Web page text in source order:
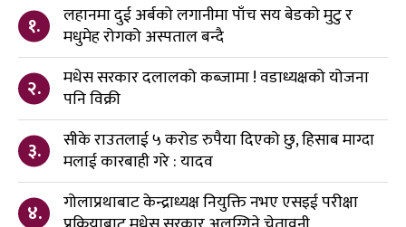
१.
लहानमा दुई अर्बको लगानीमा पाँच सय बेडको मुटु र
मधुमेह रोगको अस्पताल बन्दै
२.
मधेस सरकार दलालको कब्जामा ! वडाध्यक्षको योजना
पनि विक्री
३.
सीके राउतलाई ५ करोड रुपैया दिएको छु, हिसाब माग्दा
मलाई कारबाही गरे : यादव
४.
गोलाप्रथाबाट केन्द्राध्यक्ष नियुक्ति नभए एसइई परीक्षा